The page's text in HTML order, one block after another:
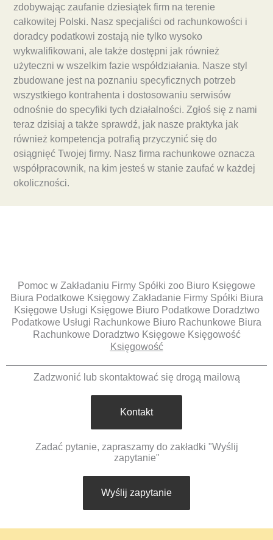
zdobywając zaufanie dziesiątek firm na terenie
całkowitej Polski. Nasz specjaliści od rachunkowości i
doradcy podatkowi zostają nie tylko wysoko
wykwalifikowani, ale także dostępni jak również
użyteczni w wszelkim fazie współdziałania. Nasze styl
zbudowane jest na poznaniu specyficznych potrzeb
wszystkiego kontrahenta i dostosowaniu serwisów
odnośnie do specyfiki tych działalności. Zgłoś się z nami
teraz dzisiaj a także sprawdź, jak nasze praktyka jak
również kompetencja potrafią przyczynić się do
osiągnięć Twojej firmy. Nasz firma rachunkowe oznacza
współpracownik, na kim jesteś w stanie zaufać w każdej
okoliczności.
Pomoc w Zakładaniu Firmy Spółki zoo Biuro Księgowe
Biura Podatkowe Księgowy Zakładanie Firmy Spółki Biura
Księgowe Usługi Księgowe Biuro Podatkowe Doradztwo
Podatkowe Usługi Rachunkowe Biuro Rachunkowe Biura
Rachunkowe Doradztwo Księgowe Księgowość
Księgowość
Zadzwonić lub skontaktować się drogą mailową
Kontakt
Zadać pytanie, zapraszamy do zakładki "Wyślij
zapytanie"
Wyślij zapytanie